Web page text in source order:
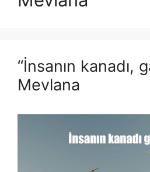
“İnsanın kanadı,
Mevlana